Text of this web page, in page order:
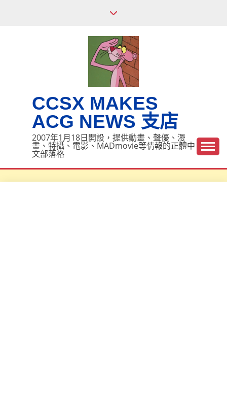
CCSX MAKES
ACG NEWS 支店
2007年1月18日開設，提供動畫、聲優、漫
畫、特攝、電影、MADmovie等情報的正體中
文部落格